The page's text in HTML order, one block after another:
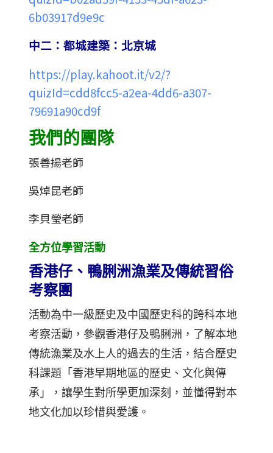
6b03917d9e9c
中二：都城建築：北京城
https://play.kahoot.it/v2/?
quizId=cdd8fcc5-a2ea-4dd6-a307-
79691a90cd9f
我們的團隊
張善揚老師
吳焯昆老師
李貝瑩老師
全方位學習活動
香港仔、鴨脷洲漁業及傳統習俗
考察團
活動為中一級歷史及中國歷史科的跨科本地
考察活動，參觀香港仔及鴨脷洲，了解本地
傳統漁業及水上人的過去的生活，結合歷史
科課題「香港早期地區的歷史、文化與傳
承」，讓學生對所學更加深刻，並懂得對本
地文化加以珍惜與愛護。